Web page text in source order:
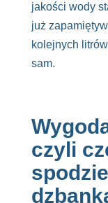
jakości wody
już
kolejnych
sam.
czyli